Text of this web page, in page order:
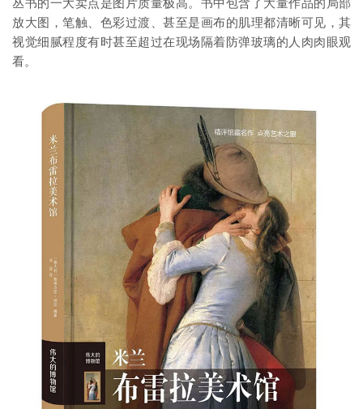
丛书的一大卖点是图片质量极高。书中包含了大量作品的局部
放大图，笔触、色彩过渡、甚至是画布的肌理都清晰可见，其
视觉细腻程度有时甚至超过在现场隔着防弹玻璃的人肉肉眼观
看。